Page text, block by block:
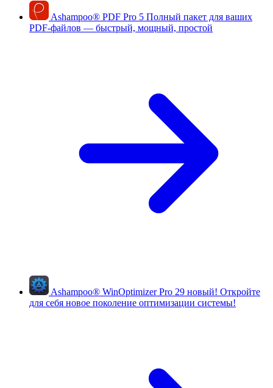
Ashampoo® PDF Pro 5 Полный пакет для ваших
PDF-файлов — быстрый, мощный, простой
Ashampoo® WinOptimizer Pro 29 новый! Откройте
для себя новое поколение оптимизации системы!